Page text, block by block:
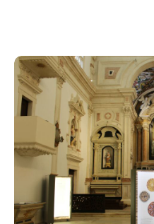
Política de Cookies
Acompanhe a Leiria Agenda
CULTURA
DESPORTO